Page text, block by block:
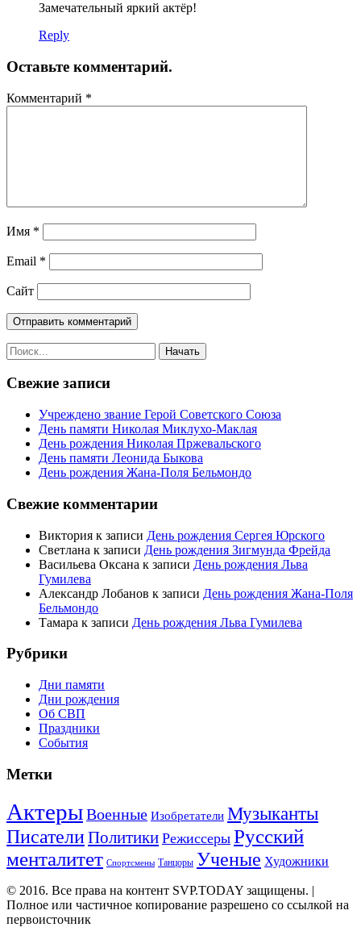
Замечательный яркий актёр!
Reply
Оставьте комментарий.
Комментарий *
Имя *
Email *
Сайт
Свежие записи
Учреждено звание Герой Советского Союза
День памяти Николая Миклухо-Маклая
День рождения Николая Пржевальского
День памяти Леонида Быкова
День рождения Жана-Поля Бельмондо
Свежие комментарии
Виктория к записи День рождения Сергея Юрского
Светлана к записи День рождения Зигмунда Фрейда
Васильева Оксана к записи День рождения Льва
Гумилева
Александр Лобанов к записи День рождения Жана-Поля
Бельмондо
Тамара к записи День рождения Льва Гумилева
Рубрики
Дни памяти
Дни рождения
Об СВП
Праздники
События
Метки
АктерыВоенные Изобретатели Музыканты
ПисателиПолитики Режиссеры Русский
менталитет Спортсмены Танцоры Ученые Художники
© 2016. Все права на контент SVP.TODAY защищены. |
Полное или частичное копирование разрешено со ссылкой на
первоисточник